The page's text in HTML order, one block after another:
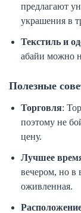
предлагают
украшения в
Текстиль и
абайи можно
Полезные
Торговля:
поэтому не
цену.
Лучшее
вечером, но в
оживленная.